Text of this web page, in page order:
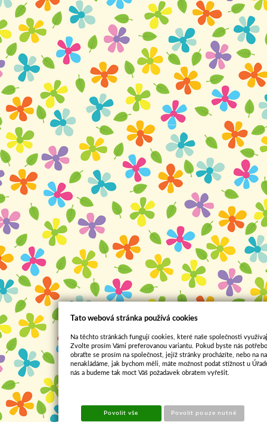
Tato webová stránka používá cookies
Na těchto stránkách fungují cookies, které naše společnosti
Zvolte prosím Vámi preferovanou variantu. Pokud byste nás
obraťte se prosím na společnost, jejíž stránky procházíte, nebo na
nenakládáme, jak bychom měli, máte možnost podat stížnost u
nás a budeme tak moct Váš požadavek obratem vyřešit.
Povolit vše Povolit pouze nutné